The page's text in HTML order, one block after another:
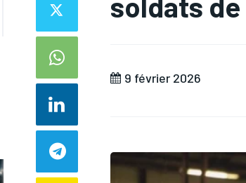
9 février 2026